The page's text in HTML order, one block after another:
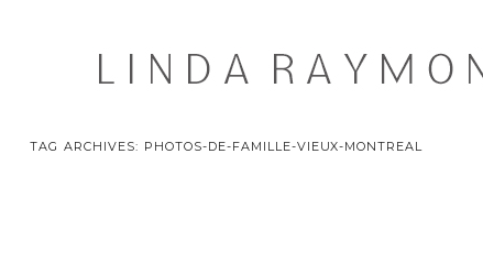
TAG ARCHIVES: PHOTOS-DE-FAMILLE-VIEUX-MONTREAL